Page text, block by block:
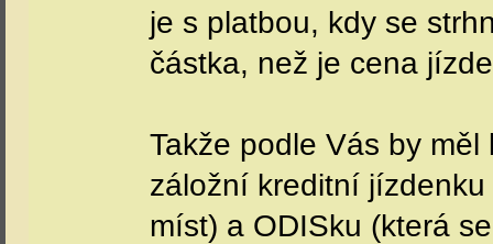
je s platbou, kdy se
částka, než je cena
Takže podle Vás by
záložní kreditní
míst) a ODISku (která